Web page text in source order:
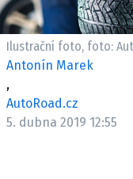
Ilustrační foto, foto:
Antonín Marek
,
AutoRoad.cz
5. dubna 2019 12:55